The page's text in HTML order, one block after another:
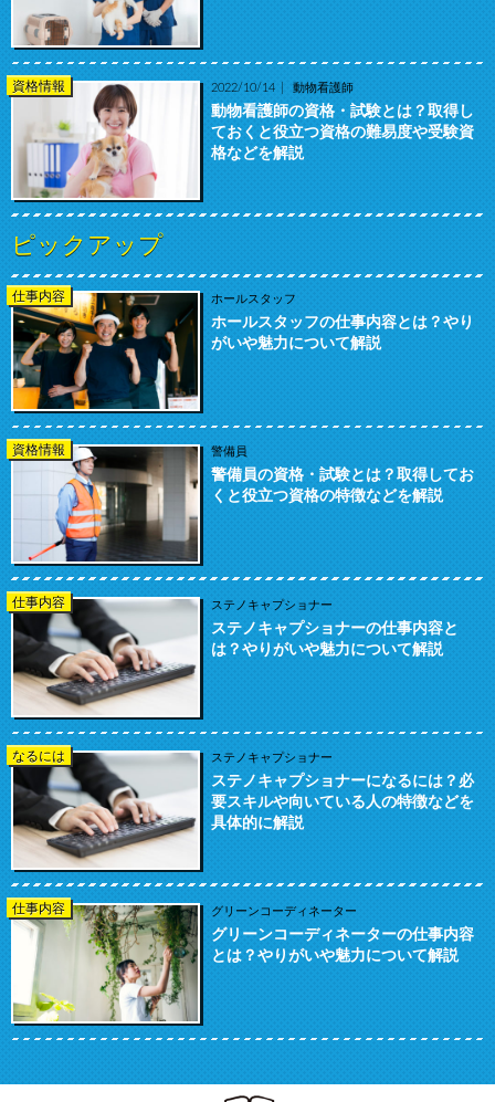
資格情報 2022/10/14 動物看護師
動物看護師の資格・試験とは？取得し
ておくと役立つ資格の難易度や受験資
格などを解説
ピックアップ
仕事内容 ホールスタッフ
ホールスタッフの仕事内容とは？やり
がいや魅力について解説
資格情報 警備員
警備員の資格・試験とは？取得してお
くと役立つ資格の特徴などを解説
仕事内容 ステノキャプショナー
ステノキャプショナーの仕事内容と
は？やりがいや魅力について解説
なるには ステノキャプショナー
ステノキャプショナーになるには？必
要スキルや向いている人の特徴などを
具体的に解説
仕事内容 グリーンコーディネーター
グリーンコーディネーターの仕事内容
とは？やりがいや魅力について解説